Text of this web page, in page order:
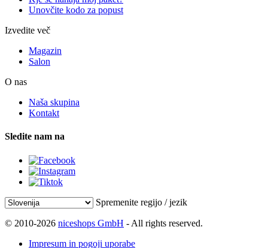
Unovčite kodo za popust
Izvedite več
Magazin
Salon
O nas
Naša skupina
Kontakt
Sledite nam na
Spremenite regijo / jezik
© 2010-2026 niceshops GmbH - All rights reserved.
Impresum in pogoji uporabe